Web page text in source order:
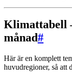
Klimattabell
månad#
Här är en komplett
huvudregioner, så att